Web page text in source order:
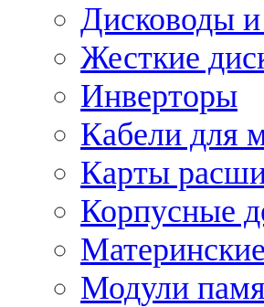
Дисководы
Жесткие
Инверторы
Кабели для
Карты
Корпусные
Модули